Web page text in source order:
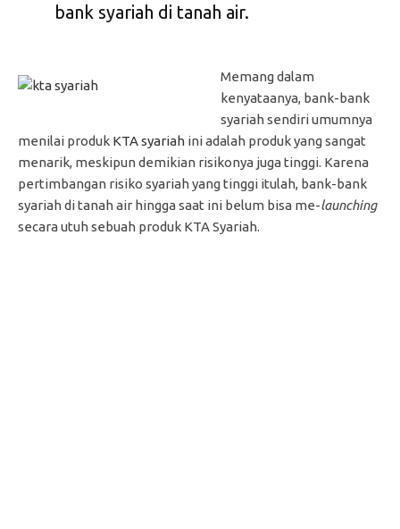
bank syariah di tanah air.
Memang dalam
kenyataanya, bank-bank
syariah sendiri umumnya
menilai produk KTA syariah ini adalah produk yang sangat
menarik, meskipun demikian risikonya juga tinggi. Karena
pertimbangan risiko syariah yang tinggi itulah, bank-bank
syariah di tanah air hingga saat ini belum bisa me-launching
secara utuh sebuah produk KTA Syariah.